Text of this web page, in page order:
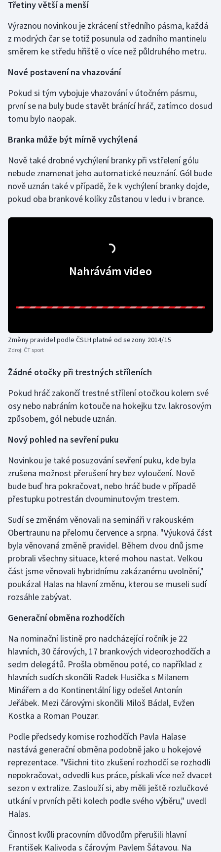
Parasport
Plavání
Plážový volejbal
Ragby
Rychlobruslení
Rychlostní kanoistika
Sportovní střelba
Stolní tenis
Triatlon
Třetiny větší a menší
Výraznou novinkou je zkrácení středního pásma, každá
z modrých čar se totiž posunula od zadního mantinelu
směrem ke středu hřiště o více než půldruhého metru.
Nové postavení na vhazování
Pokud si tým vybojuje vhazování v útočném pásmu,
první se na buly bude stavět bránící hráč, zatímco dosud
tomu bylo naopak.
Branka může být mírně vychýlená
Nově také drobné vychýlení branky při vstřelení gólu
nebude znamenat jeho automatické neuznání. Gól bude
nově uznán také v případě, že k vychýlení branky dojde,
pokud oba brankové kolíky zůstanou v ledu i v brance.
Nahrávám video
Změny pravidel podle ČSLH platné od sezony 2014/15
Zdroj: ČT sport
Žádné otočky při trestných stříleních
Pokud hráč zakončí trestné střílení otočkou kolem své
osy nebo nabráním kotouče na hokejku tzv. lakrosovým
způsobem, gól nebude uznán.
Nový pohled na sevření puku
Novinkou je také posuzování sevření puku, kde byla
zrušena možnost přerušení hry bez vyloučení. Nově
bude buď hra pokračovat, nebo hráč bude v případě
přestupku potrestán dvouminutovým trestem.
Sudí se změnám věnovali na semináři v rakouském
Obertraunu na přelomu července a srpna. "Výuková část
byla věnovaná změně pravidel. Během dvou dnů jsme
probrali všechny situace, které mohou nastat. Velkou
část jsme věnovali hybridnímu zakázanému uvolnění,"
poukázal Halas na hlavní změnu, kterou se museli sudí
rozsáhle zabývat.
Generační obměna rozhodčích
Na nominační listině pro nadcházející ročník je 22
hlavních, 30 čárových, 17 brankových videorozhodčích a
sedm delegátů. Prošla obměnou poté, co například z
hlavních sudích skončili Radek Husička s Milanem
Minářem a do Kontinentální ligy odešel Antonín
Jeřábek. Mezi čárovými skončili Miloš Bádal, Evžen
Kostka a Roman Pouzar.
Podle předsedy komise rozhodčích Pavla Halase
nastává generační obměna podobně jako u hokejové
reprezentace. "Všichni tito zkušení rozhodčí se rozhodli
nepokračovat, odvedli kus práce, pískali více než dvacet
sezon v extralize. Zaslouží si, aby měli ještě rozlučkové
utkání v prvních pěti kolech podle svého výběru," uvedl
Halas.
Činnost kvůli pracovním důvodům přerušili hlavní
František Kalivoda s čárovým Pavlem Šátavou. Na